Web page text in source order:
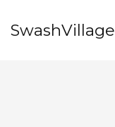
SwashVillage